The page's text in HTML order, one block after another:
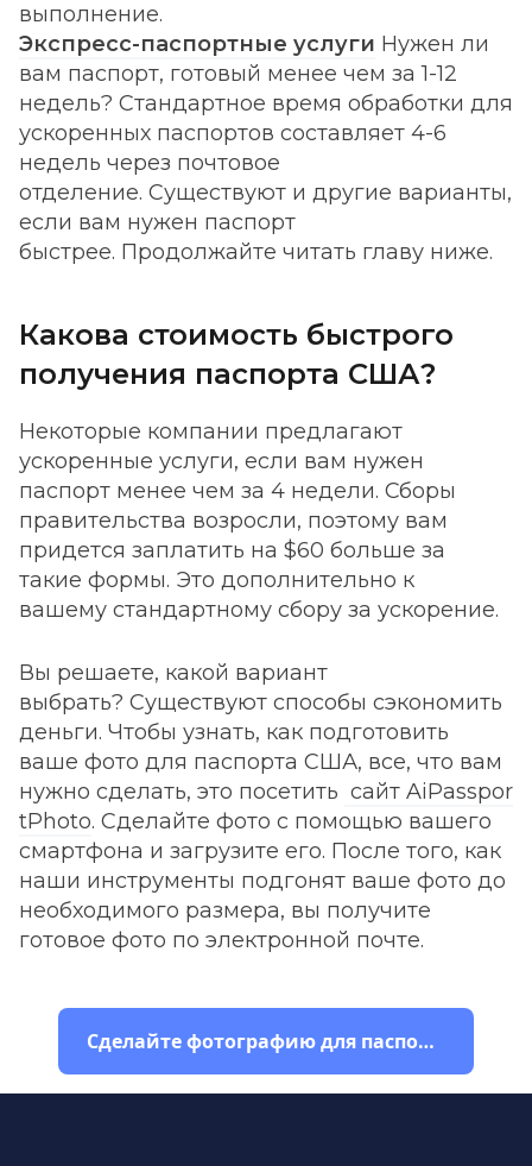
выполнение.
Экспресс-паспортные услуги Нужен ли
вам паспорт, готовый менее чем за 1-12
недель? Стандартное время обработки для
ускоренных паспортов составляет 4-6
недель через почтовое
отделение. Существуют и другие варианты,
если вам нужен паспорт
быстрее. Продолжайте читать главу ниже.
Какова стоимость быстрого
получения паспорта США?
Некоторые компании предлагают
ускоренные услуги, если вам нужен
паспорт менее чем за 4 недели. Сборы
правительства возросли, поэтому вам
придется заплатить на $60 больше за
такие формы. Это дополнительно к
вашему стандартному сбору за ускорение.
Вы решаете, какой вариант
выбрать? Существуют способы сэкономить
деньги. Чтобы узнать, как подготовить
ваше фото для паспорта США, все, что вам
нужно сделать, это посетить сайт AiPasspor
tPhoto. Сделайте фото с помощью вашего
смартфона и загрузите его. После того, как
наши инструменты подгонят ваше фото до
необходимого размера, вы получите
готовое фото по электронной почте.
Сделайте фотографию для паспорта США